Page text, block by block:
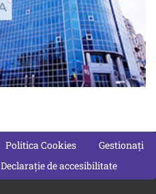
Politica Cookies
Gestionați
Declarație de accesibilitate